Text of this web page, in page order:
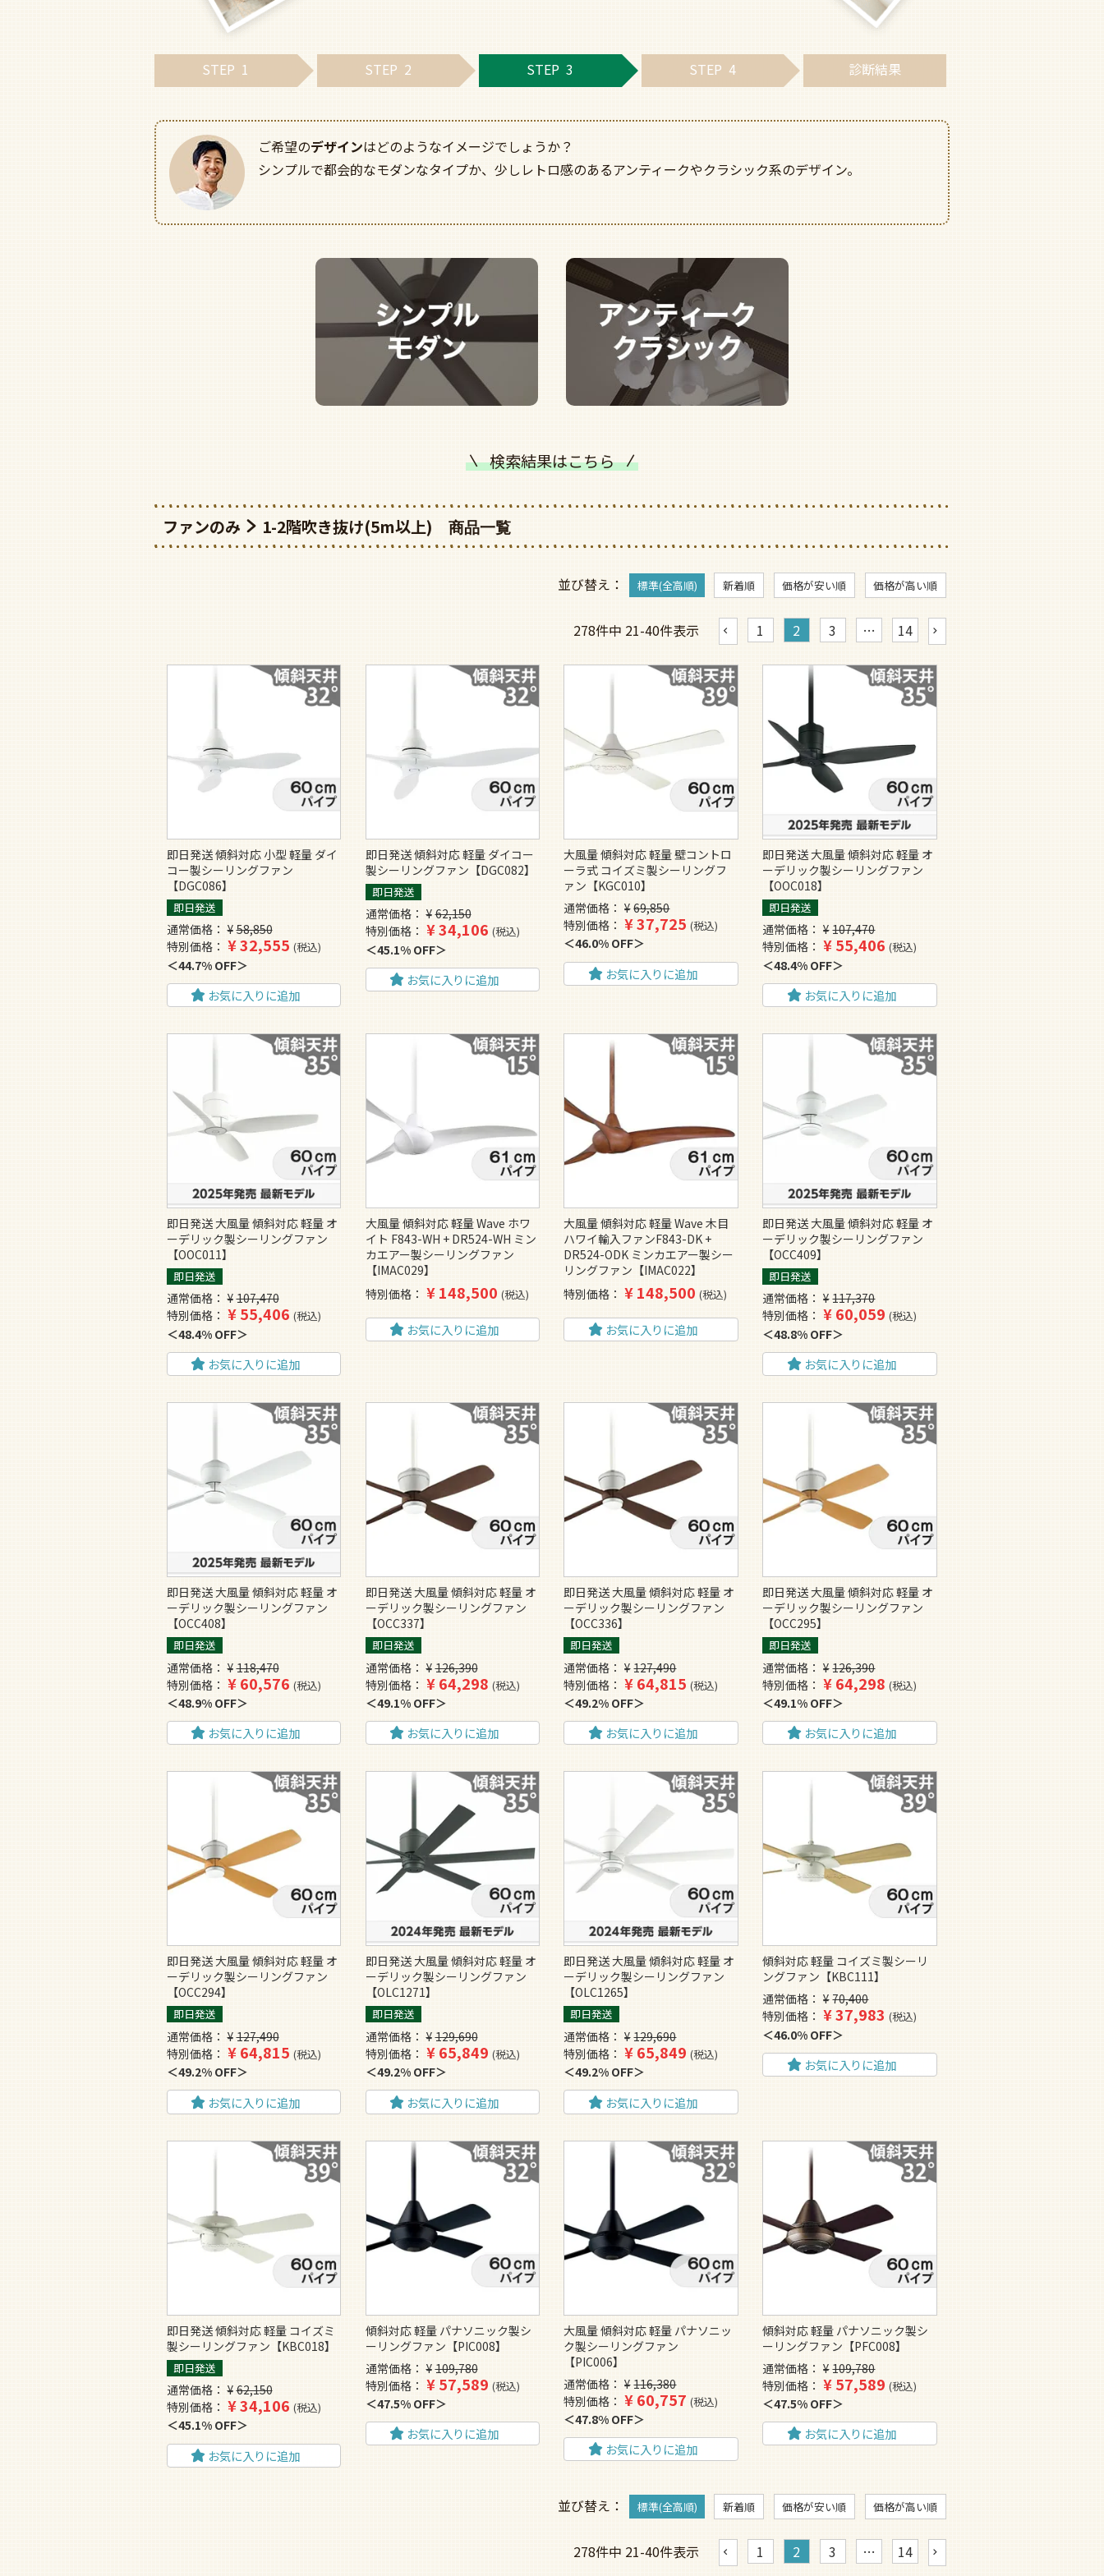
STEP 1 STEP 2 STEP 3 STEP 4 診断結果
ご希望のデザインはどのようなイメージでしょうか？
シンプルで都会的なモダンなタイプか、少しレトロ感のあるアンティークやクラシック系のデザイン。
検索結果はこちら
ファンのみ 1-2階吹き抜け(5m以上)
並び替え 標準(全高順) 新着順 価格が安い順 価格が高い順
278件中 21-40件表示 1 2 3 … 14
即日発送 傾斜対応 小型 軽量 ダイ
コー製シーリングファン
【DGC086】
即日発送
通常価格 ¥ 58,850
特別価格
¥32,555 税込
44.7% OFF
お気に入りに追加
即日発送 傾斜対応 軽量 ダイコー
製シーリングファン【DGC082】
即日発送
通常価格 ¥ 62,150
特別価格
¥34,106 税込
45.1% OFF
お気に入りに追加
大風量 傾斜対応 軽量 壁コントロ
ーラ式 コイズミ製シーリングフ
ァン【KGC010】
通常価格
¥ 69,850
特別価格
¥37,725 税込
46.0% OFF
お気に入りに追加
即日発送 大風量 傾斜対応 軽量 オ
ーデリック製シーリングファン
【OOC018】
即日発送
通常価格 ¥ 107,470
特別価格
¥55,406 税込
48.4% OFF
お気に入りに追加
即日発送 大風量 傾斜対応 軽量 オ
ーデリック製シーリングファン
【OOC011】
即日発送
通常価格 ¥ 107,470
特別価格
¥ 55,406 税込
48.4% OFF
お気に入りに追加
大風量 傾斜対応 軽量 Wave ホワ
イト F843-WH + DR524-WH ミン
カエアー製シーリングファン
【IMAC029】
特別価格
¥ 148,500 税込
お気に入りに追加
大風量 傾斜対応 軽量 Wave 木目
ハワイ輸入ファンF843-DK +
DR524-ODK ミンカエアー製シー
リングファン【IMAC022】
特別価格
¥148,500 税込
お気に入りに追加
即日発送 大風量 傾斜対応 軽量 オ
ーデリック製シーリングファン
【OCC409】
即日発送
通常価格 ¥ 117,370
特別価格
¥60,059 税込
48.8% OFF
お気に入りに追加
即日発送 大風量 傾斜対応 軽量 オ
ーデリック製シーリングファン
【OCC408】
即日発送
通常価格 ¥ 118,470
特別価格
¥ 60,576 税込
48.9% OFF
お気に入りに追加
即日発送 大風量 傾斜対応 軽量 オ
ーデリック製シーリングファン
【OCC337】
即日発送
通常価格 ¥ 126,390
特別価格
¥ 64,298 税込
49.1% OFF
お気に入りに追加
即日発送 大風量 傾斜対応 軽量 オ
ーデリック製シーリングファン
【OCC336】
即日発送
通常価格 ¥ 127,490
特別価格
¥64,815 税込
49.2% OFF
お気に入りに追加
即日発送 大風量 傾斜対応 軽量 オ
ーデリック製シーリングファン
【OCC295】
即日発送
通常価格 ¥ 126,390
特別価格
¥64,298 税込
49.1% OFF
お気に入りに追加
即日発送 大風量 傾斜対応 軽量 オ
ーデリック製シーリングファン
【OCC294】
即日発送
通常価格 ¥ 127,490
特別価格
¥ 64,815 税込
49.2% OFF
お気に入りに追加
即日発送 大風量 傾斜対応 軽量 オ
ーデリック製シーリングファン
【OLC1271】
即日発送
通常価格 ¥ 129,690
特別価格
¥ 65,849 税込
49.2% OFF
お気に入りに追加
即日発送 大風量 傾斜対応 軽量 オ
ーデリック製シーリングファン
【OLC1265】
即日発送
通常価格 ¥ 129,690
特別価格
¥65,849 税込
49.2% OFF
お気に入りに追加
傾斜対応 軽量 コイズミ製シーリ
ングファン【KBC111】
通常価格
¥ 70,400
特別価格
¥37,983 税込
46.0% OFF
お気に入りに追加
即日発送 傾斜対応 軽量 コイズミ
製シーリングファン【KBC018】
即日発送
通常価格 ¥ 62,150
特別価格
¥34,106 税込
45.1% OFF
お気に入りに追加
傾斜対応 軽量 パナソニック製シ
ーリングファン【PIC008】
通常価格
¥ 109,780
特別価格
¥ 57,589 税込
47.5% OFF
お気に入りに追加
大風量 傾斜対応 軽量 パナソニッ
ク製シーリングファン
【PIC006】
通常価格
¥ 116,380
特別価格
¥60,757 税込
47.8% OFF
お気に入りに追加
傾斜対応 軽量 パナソニック製シ
ーリングファン【PFC008】
通常価格
¥ 109,780
特別価格
¥57,589 税込
47.5% OFF
お気に入りに追加
並び替え 標準(全高順) 新着順 価格が安い順 価格が高い順
278件中 21-40件表示 1 2 3 … 14